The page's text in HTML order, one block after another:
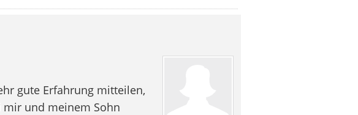
gute Erfahrung mitteilen,
mir und meinem Sohn